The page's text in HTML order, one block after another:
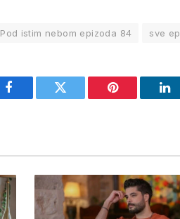
Pod istim nebom epizoda 84 sve
Facebook Twitter Pinterest